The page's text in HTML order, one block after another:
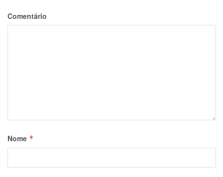
Comentário
Nome *